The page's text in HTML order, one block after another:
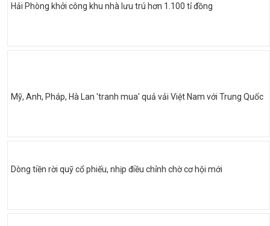
Hải Phòng khởi công khu nhà lưu trú hơn 1.100 tỉ đồng
Mỹ, Anh, Pháp, Hà Lan 'tranh mua' quả vải Việt Nam với Trung Quốc
Dòng tiền rời quỹ cổ phiếu, nhịp điều chỉnh chờ cơ hội mới